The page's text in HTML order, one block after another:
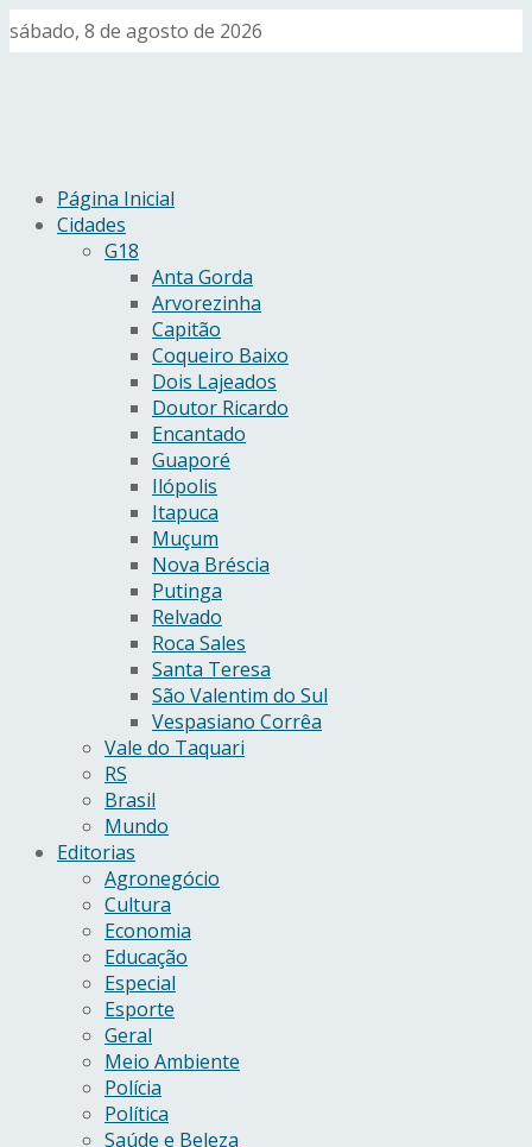
sábado, 8 de agosto de 2026
Página Inicial
Cidades
G18
Anta Gorda
Arvorezinha
Capitão
Coqueiro Baixo
Dois Lajeados
Doutor Ricardo
Encantado
Guaporé
Ilópolis
Itapuca
Muçum
Nova Bréscia
Putinga
Relvado
Roca Sales
Santa Teresa
São Valentim do Sul
Vespasiano Corrêa
Vale do Taquari
RS
Brasil
Mundo
Editorias
Agronegócio
Cultura
Economia
Educação
Especial
Esporte
Geral
Meio Ambiente
Polícia
Política
Saúde e Beleza